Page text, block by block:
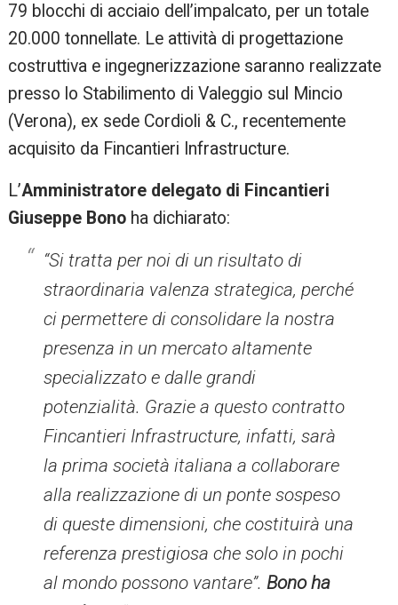
79 blocchi di acciaio dell’impalcato, per un totale
20.000 tonnellate. Le attività di progettazione
costruttiva e ingegnerizzazione saranno realizzate
presso lo Stabilimento di Valeggio sul Mincio
(Verona), ex sede Cordioli & C., recentemente
acquisito da Fincantieri Infrastructure.
L’Amministratore delegato di Fincantieri
Giuseppe Bono ha dichiarato:
“Si tratta per noi di un risultato di
straordinaria valenza strategica, perché
ci permettere di consolidare la nostra
presenza in un mercato altamente
specializzato e dalle grandi
potenzialità. Grazie a questo contratto
Fincantieri Infrastructure, infatti, sarà
la prima società italiana a collaborare
alla realizzazione di un ponte sospeso
di queste dimensioni, che costituirà una
referenza prestigiosa che solo in pochi
al mondo possono vantare”.Bono ha